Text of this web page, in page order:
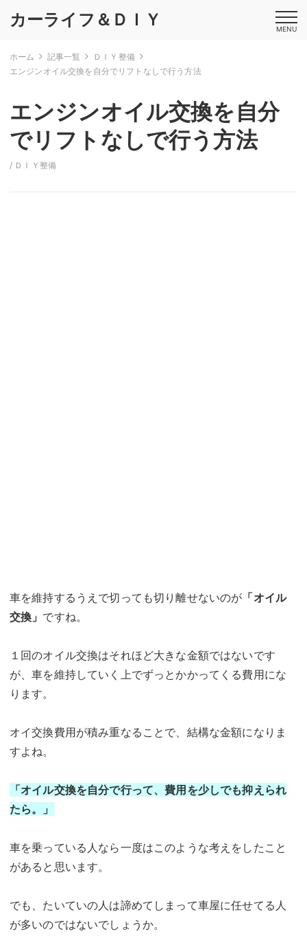
カーライフ＆ＤＩＹ MENU
ホーム 記事一覧
ＤＩＹ整備
エンジンオイル交換を自分でリフトなしで行う方法
エンジンオイル交換を自分
でリフトなしで行う方法
/ ＤＩＹ整備
車を維持するうえで切っても切り離せないのが 「オイル
交換」 ですね。
１回のオイル交換はそれほど大きな金額ではないです
が、車を維持していく上でずっとかかってくる費用にな
ります。
オイ交換費用が積み重なることで、結構な金額になりま
すよね。
「オイル交換を自分で行って、費用を少しでも抑えられ
たら。」
車を乗っている人なら一度はこのような考えをしたこと
があると思います。
でも、たいていの人は諦めてしまって車屋に任せてる人
が多いのではないでしょうか。